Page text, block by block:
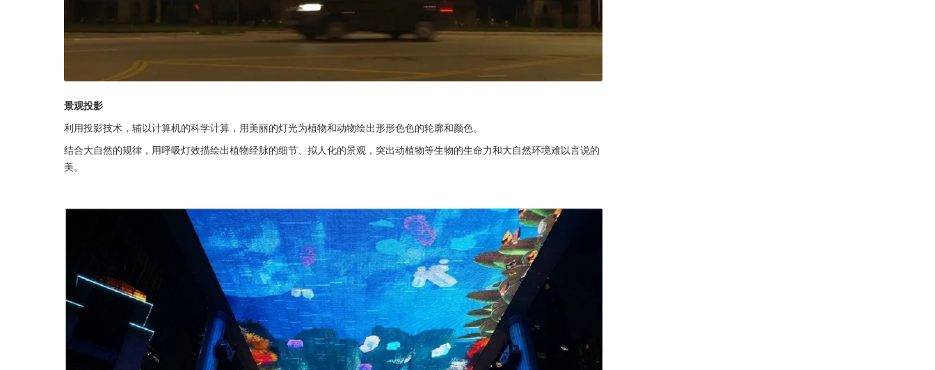
景观投影
利用投影技术，辅以计算机的科学计算，用美丽的灯光为植物和动物绘出形形色色的轮廓和颜色。
结合大自然的规律，用呼吸灯效描绘出植物经脉的细节、拟人化的景观，突出动植物等生物的生命力和大自然环境难以言说的
美。